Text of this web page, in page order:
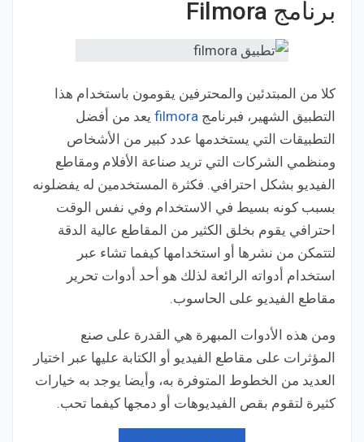
برنامج Filmora
كلا من المبتدئين والمحترفين يقومون باستخدام هذا
التطبيق الشهير، فبرنامج filmora يعد من أفضل
التطبيقات التي يستخدمها عدد كبير من الأشخاص
ومنظمي الشركات التي تريد صناعة الأفلام ومقاطع
الفيديو بشكل احترافي. فكثرة المستخدمين له يفضلونه
بسبب كونه بسيط في الاستخدام وفي نفس الوقت
احترافي يقوم بخلق الكثير من المقاطع عالية الدقة
لتتمكن من نشرها أو استخدامها كيفما تشاء عبر
استخدام أدواته الرائعة لذلك هو أحد أدوات تحرير
مقاطع الفيديو على الحاسوب.
ومن هذه الأدوات المبهرة هي القدرة على صنع
المؤثرات على مقاطع الفيديو أو الكتابة عليها عبر اختيار
العديد من الخطوط المتوفرة به، وأيضا يوجد به خيارات
كثيرة لتقوم بقص الفيديوهات أو دمجها كيفما تحب.